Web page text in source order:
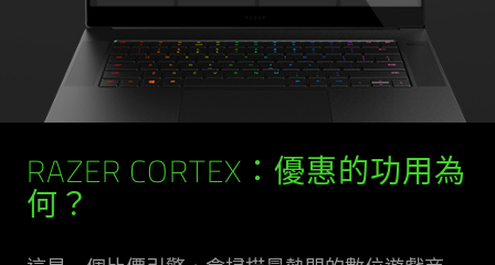
RAZER CORTEX：優惠的功用為
何？